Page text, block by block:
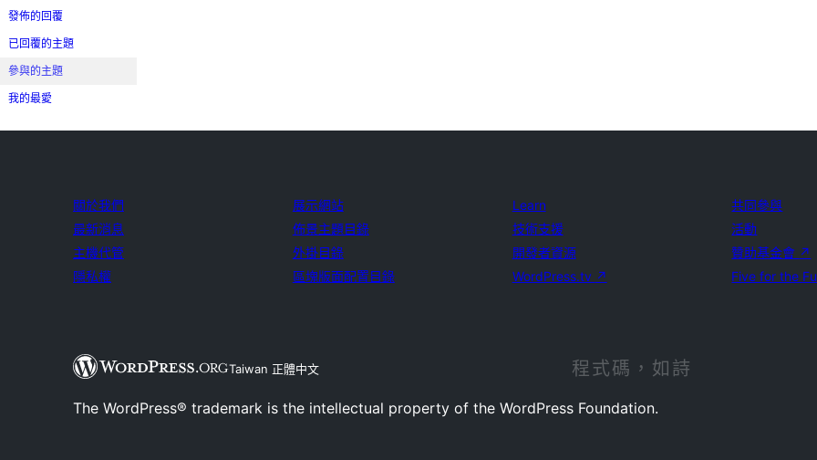
發佈的回覆
已回覆的主題
參與的主題
我的最愛
關於我們
最新消息
主機代管
隱私權
展示網站
佈景主題目錄
外掛目錄
區塊版面配置目錄
Learn
技術支援
開發者資源
WordPress.tv ↗
共同參與
活動
贊助基金會 ↗
Five for the
Taiwan 正體中文 程式碼，如詩
The WordPress® trademark is the intellectual property of the WordPress Foundation.